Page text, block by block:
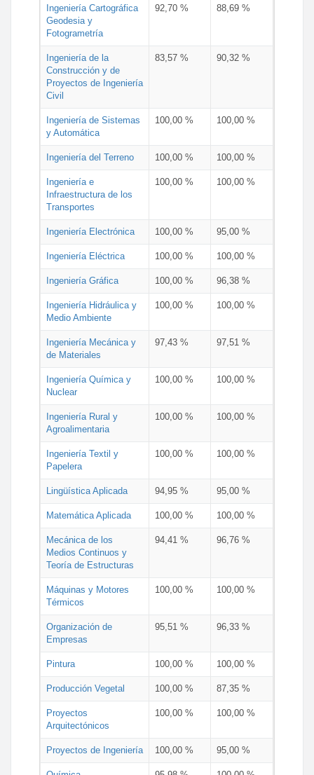
Ingeniería Cartográfica
Geodesia y
Fotogrametría
92,70 % 88,69 %
Ingeniería de la
Construcción y de
Proyectos de Ingeniería
Civil
83,57 % 90,32 %
Ingeniería de Sistemas
y Automática
100,00 % 100,00 %
Ingeniería del Terreno 100,00 % 100,00 %
Ingeniería e
Infraestructura de los
Transportes
100,00 % 100,00 %
Ingeniería Electrónica 100,00 % 95,00 %
Ingeniería Eléctrica 100,00 % 100,00 %
Ingeniería Gráfica 100,00 % 96,38 %
Ingeniería Hidráulica y
Medio Ambiente
100,00 % 100,00 %
Ingeniería Mecánica y
de Materiales
97,43 % 97,51 %
Ingeniería Química y
Nuclear
100,00 % 100,00 %
Ingeniería Rural y
Agroalimentaria
100,00 % 100,00 %
Ingeniería Textil y
Papelera
100,00 % 100,00 %
Lingüística Aplicada 94,95 % 95,00 %
Matemática Aplicada 100,00 % 100,00 %
Mecánica de los
Medios Continuos y
Teoría de Estructuras
94,41 % 96,76 %
Máquinas y Motores
Térmicos
100,00 % 100,00 %
Organización de
Empresas
95,51 % 96,33 %
Pintura 100,00 % 100,00 %
Producción Vegetal 100,00 % 87,35 %
Proyectos
Arquitectónicos
100,00 % 100,00 %
Proyectos de Ingeniería 100,00 % 95,00 %